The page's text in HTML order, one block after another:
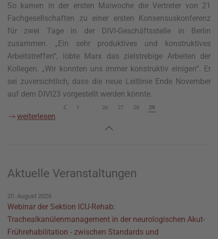
So kamen in der ersten Maiwoche die Vertreter von 21
Fachgesellschaften zu einer ersten Konsensuskonferenz
für zwei Tage in der DIVI-Geschäftsstelle in Berlin
zusammen. „Ein sehr produktives und konstruktives
Arbeitstreffen“, lobte Marx das zielstrebige Arbeiten der
Kollegen. „Wir konnten uns immer konstruktiv einigen“. Er
sei zuversichtlich, dass die neue Leitlinie Ende November
auf dem DIVI23 vorgestellt werden könnte.
weiterlesen
1 26 27 28 29
Aktuelle Veranstaltungen
20. August 2026
Webinar der Sektion ICU-Rehab:
Trachealkanülenmanagement in der neurologischen Akut-
Frührehabilitation - zwischen Standards und